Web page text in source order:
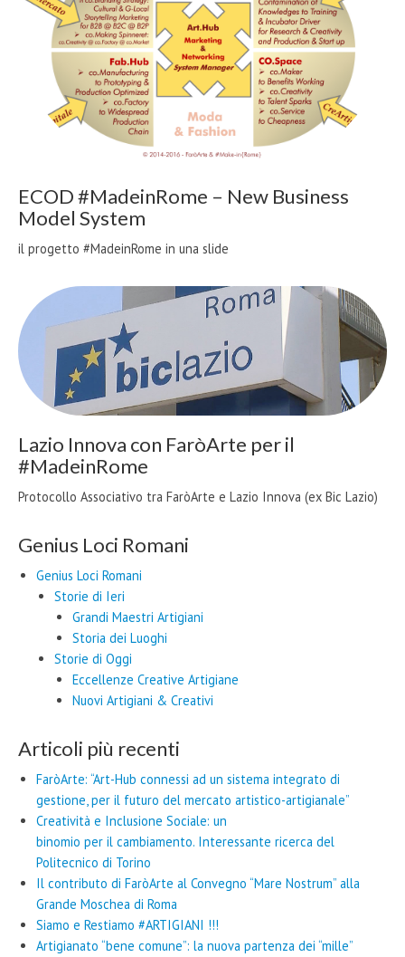
ECOD #MadeinRome – New Business
Model System
il progetto #MadeinRome in una slide
Lazio Innova con FaròArte per il
#MadeinRome
Protocollo Associativo tra FaròArte e Lazio Innova (ex Bic Lazio)
Genius Loci Romani
Genius Loci Romani
Storie di Ieri
Grandi Maestri Artigiani
Storia dei Luoghi
Storie di Oggi
Eccellenze Creative Artigiane
Nuovi Artigiani & Creativi
Articoli più recenti
FaròArte: “Art-Hub connessi ad un sistema integrato di
gestione, per il futuro del mercato artistico-artigianale”
Creatività e Inclusione Sociale: un
binomio per il cambiamento. Interessante ricerca del
Politecnico di Torino
Il contributo di FaròArte al Convegno “Mare Nostrum” alla
Grande Moschea di Roma
Siamo e Restiamo #ARTIGIANI !!!
Artigianato “bene comune”: la nuova partenza dei “mille”